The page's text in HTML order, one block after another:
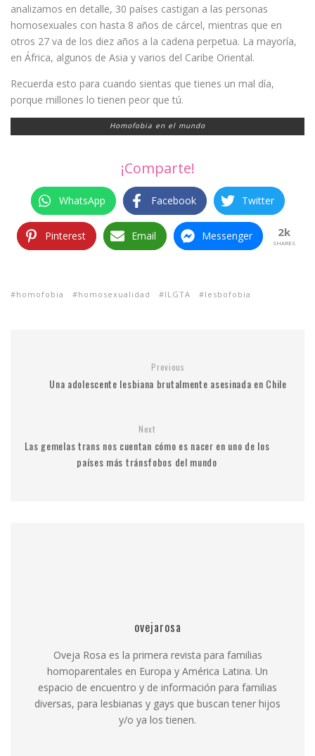
analizamos en detalle, 30 países castigan a las personas
homosexuales con hasta 8 años de cárcel, mientras que en
otros 27 va de los diez años a la cadena perpetua. La mayoría,
en África, algunos de Asia y varios del Caribe Oriental.
Recuerda esto para cuando sientas que tienes un mal día,
porque millones lo tienen peor que tú.
Homofobia en el mundo
¡Comparte!
WhatsApp Facebook Twitter
Pinterest Email Messenger 2k
SHARES
homofobia homosexualidad ILGTA lesbofobia
Previous
Una adolescente lesbiana brutalmente asesinada en Chile
Next
Las gemelas trans nos cuentan cómo es nacer en uno de los
países más tránsfobos del mundo
ovejarosa
Oveja Rosa es la primera revista para familias
homoparentales en Europa y América Latina. Un
espacio de encuentro y de información para familias
diversas, para lesbianas y gays que buscan tener hijos
y/o ya los tienen.